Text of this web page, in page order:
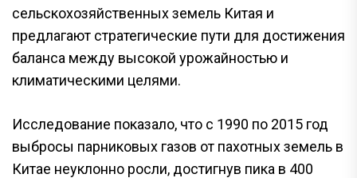
сельскохозяйственных земель Китая и
предлагают стратегические пути для достижения
баланса между высокой урожайностью и
климатическими целями.
Исследование показало, что с 1990 по 2015 год
выбросы парниковых газов от пахотных земель в
Китае неуклонно росли, достигнув пика в 400